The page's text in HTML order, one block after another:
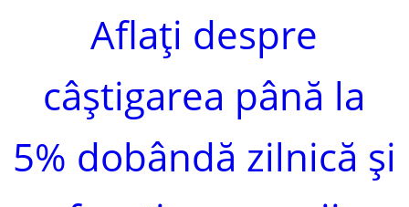
Aflați despre
câștigarea până la
5% dobândă zilnică și